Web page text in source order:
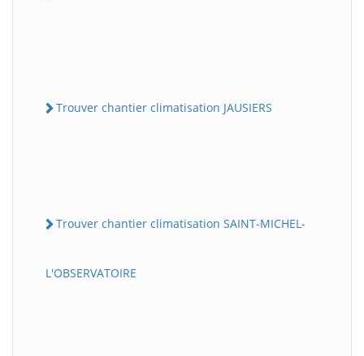
Trouver chantier climatisation JAUSIERS
Trouver chantier climatisation SAINT-MICHEL-
L'OBSERVATOIRE